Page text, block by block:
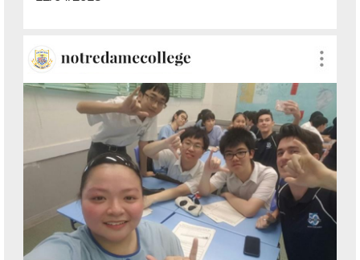
無玷聖母獻主會在澳洲設立的中學，每年都會到
的能力。